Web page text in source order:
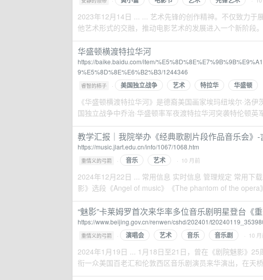
2023年12月14日 ... ... 艺术先锋的创作精神。不仅致力于
他艺术形式的交融，推动电影艺术的发展进入一个新阶段
华盛顿横渡特拉华河
https://baike.baidu.com/item/
9%E5%8D%8E%E6%B2%B3/1244346
睿智的柿子 · 美国独立战争 艺术 特拉华 华盛顿
《华盛顿横渡特拉华河》是德裔美国画家埃玛纽埃尔·洛
国独立战争中乔治·华盛顿率军夜渡特拉华河突袭特伦顿英
教学汇报｜我院举办《经典歌剧片段作品音乐会》-
https://music.jlart.edu.cn/info/1067/1068.htm
重情义的弓箭 · 音乐 艺术 · 10 月前
2024年12月22日 ... 常用信息 实时信息 管理规定 常用下
影》选段《Angel of music》《The phantom of the opera
“魅影”卡莱姆罗首次来华率多位音乐剧明星登台《
https://www.beijing.gov.cn/renwen/cshd/202401/
重情义的弓箭 · 演唱会 艺术 音乐 音乐剧 · 10
2024年1月19日 ... 1月18日至21日，曾在《剧院魅影》25
衔一众美国百老汇和伦敦西区音乐剧演员来华演出，在天